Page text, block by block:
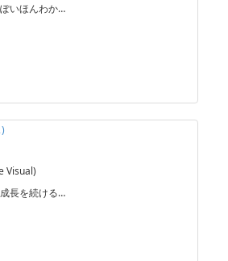
いほんわか…
Visual)
長を続ける…